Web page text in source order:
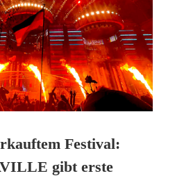
Festival:
gibt erste